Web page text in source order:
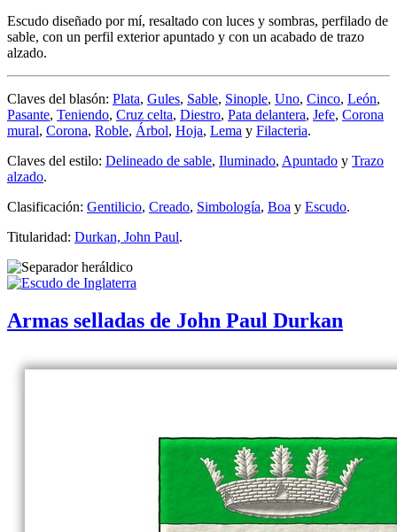
Escudo diseñado por mí, resaltado con luces y sombras, perfilado de
sable, con un perfil exterior apuntado y con un acabado de trazo
alzado.
Claves del blasón: Plata, Gules, Sable, Sinople, Uno, Cinco, León,
Pasante, Teniendo, Cruz celta, Diestro, Pata delantera, Jefe, Corona
mural, Corona, Roble, Árbol, Hoja, Lema y Filacteria.
Claves del estilo: Delineado de sable, Iluminado, Apuntado y Trazo
alzado.
Clasificación: Gentilicio, Creado, Simbología, Boa y Escudo.
Titularidad: Durkan, John Paul.
Armas selladas de John Paul Durkan